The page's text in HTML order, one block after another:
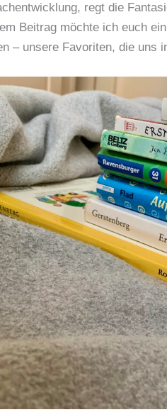
regt die
Beitrag möchte ich euch
– unsere Favoriten, die uns